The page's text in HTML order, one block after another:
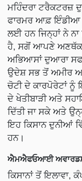
ਮਹਿੰਦਰਾ ਟਰੈਕਟਰਜ਼
ਫਾਰਮਰ ਆਫ਼ ਇੰਡੀਆ
ਲਈ ਹਨ ਜਿਨ੍ਹਾਂ ਨੇ
ਹੈ, ਸਗੋਂ ਆਪਣੇ ਅਣਥੱਕ
ਅਭਿਆਸਾਂ ਦੁਆਰਾ
ਉਦੇਸ਼ ਸਭ ਤੋਂ ਅਮੀਰ
ਚੋਟੀ ਦੇ ਕਾਰਪੋਰੇਟਾਂ
ਦੇ ਖੇਤੀਬਾੜੀ ਅਤੇ
ਦਿੱਤੀ ਜਾ ਸਕੇ ਅਤੇ
ਇਹ ਕਿਸਾਨ ਦੁਨੀਆਂ
ਹਨ।
ਐਮਐਫਓਆਈ ਅਵਾਰਡਸ
ਕਿਸਾਨਾਂ ਤੋਂ ਇਲਾਵਾ,